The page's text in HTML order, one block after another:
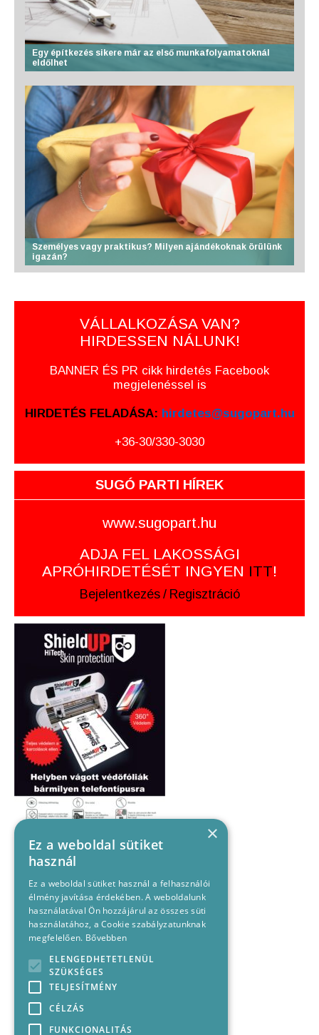
Egy építkezés sikere már az első munkafolyamatoknál
eldőlhet
Személyes vagy praktikus? Milyen ajándékoknak örülünk
igazán?
VÁLLALKOZÁSA VAN?
HIRDESSEN NÁLUNK!
BANNER ÉS PR cikk hirdetés Facebook
megjelenéssel is
HIRDETÉS FELADÁSA: hirdetes@sugopart.hu
+36-30/330-3030
SUGÓ PARTI HÍREK
www.sugopart.hu
ADJA FEL LAKOSSÁGI
APRÓHIRDETÉSÉT INGYEN ITT!
Bejelentkezés / Regisztráció
×
Ez a weboldal sütiket
használ
Ez a weboldal sütiket használ a felhasználói
élmény javítása érdekében. A weboldalunk
használatával Ön hozzájárul az összes süti
használatához, a Cookie szabályzatunknak
megfelelően. Bővebben
ELENGEDHETETLENÜL
SZÜKSÉGES
TELJESÍTMÉNY
CÉLZÁS
FUNKCIONALITÁS